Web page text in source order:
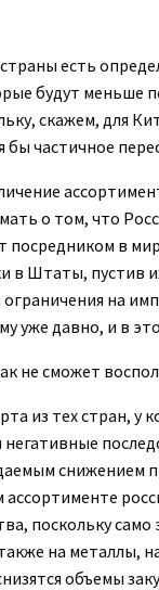
есть
будут
скажем, для
частичное
о том, что
в
в Штаты, пустив
на
уже давно, и в
не сможет
из тех стран,
поскольку
на металлы,
объемы